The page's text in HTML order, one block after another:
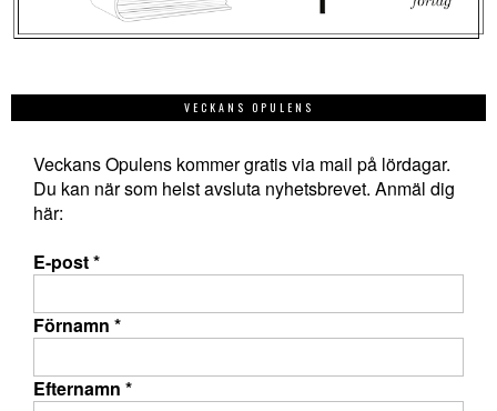
VECKANS OPULENS
Veckans Opulens kommer gratis via mail på lördagar.
Du kan när som helst avsluta nyhetsbrevet. Anmäl dig
här:
E-post*
Förnamn *
Efternamn *